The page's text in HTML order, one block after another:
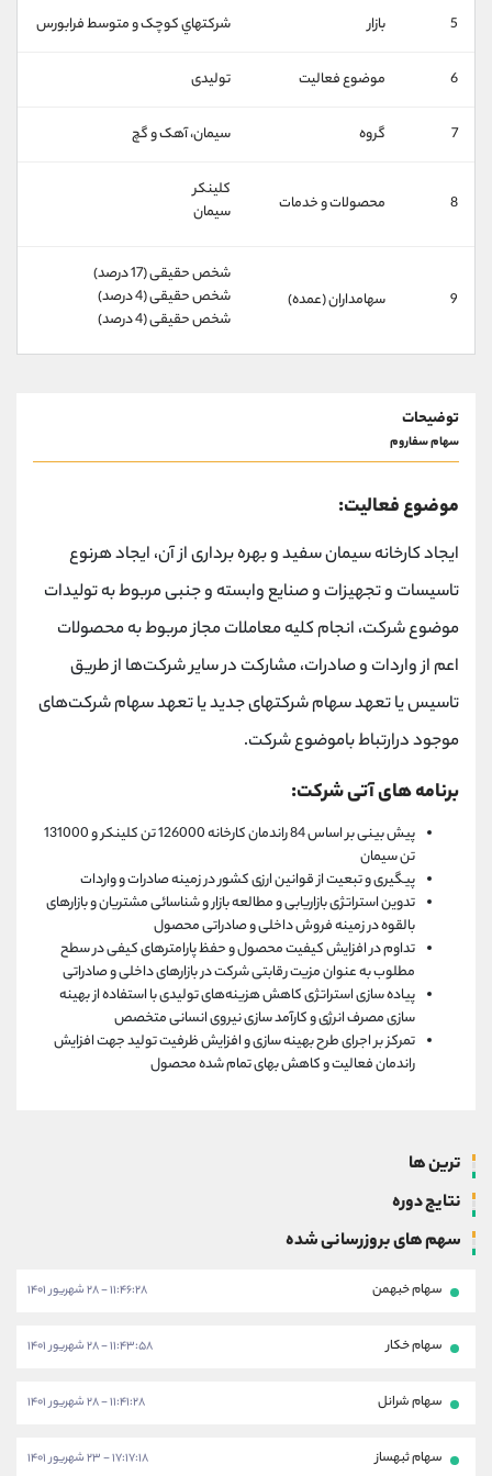
5 بازار شرکتهاي کوچک و متوسط فرابورس
6 موضوع فعالیت تولیدی
7 گروه سيمان، آهک و گچ
8 محصولات و خدمات
کلینکر
سیمان
9 سهامداران (عمده)
شخص حقیقی (17 درصد)
شخص حقیقی (4 درصد)
شخص حقیقی (4 درصد)
توضیحات
سهام سفاروم
موضوع فعالیت:
ایجاد کارخانه سیمان سفید و بهره برداری از آن، ایجاد هرنوع
تاسیسات و تجهیزات و صنایع وابسته و جنبی مربوط به تولیدات
موضوع شرکت، انجام کلیه معاملات مجاز مربوط به محصولات
اعم از واردات و صادرات، مشارکت در سایر شرکت‌ها از طریق
تاسیس یا تعهد سهام شرکتهای جدید یا تعهد سهام شرکت‌های
موجود درارتباط باموضوع شرکت.
برنامه های آتی شرکت:
پیش بینی بر اساس 84 راندمان کارخانه 126000 تن کلینکر و 131000
تن سیمان
پیگیری و تبعیت از قوانین ارزی کشور در زمینه صادرات و واردات
تدوین استراتژی بازاریابی و مطالعه بازار و شناسائی مشتریان و بازارهای
بالقوه در زمینه فروش داخلی و صادراتی محصول
تداوم در افزایش کیفیت محصول و حفظ پارامترهای کیفی در سطح
مطلوب به عنوان مزیت رقابتی شرکت در بازارهای داخلی و صادراتی
پیاده سازی استراتژی کاهش هزینه‌های تولیدی با استفاده از بهینه
سازی مصرف انرژی و کارآمد سازی نیروی انسانی متخصص
تمرکز بر اجرای طرح بهینه سازی و افزایش ظرفیت تولید جهت افزایش
راندمان فعالیت و کاهش بهای تمام شده محصول
ترین ها
نتایج دوره
سهم های بروزرسانی شده
سهام خبهمن ۱۱:۴۶:۲۸ - ۲۸ شهریور ۱۴۰۱
سهام خکار ۱۱:۴۳:۵۸ - ۲۸ شهریور ۱۴۰۱
سهام شرانل ۱۱:۴۱:۲۸ - ۲۸ شهریور ۱۴۰۱
سهام ثبهساز ۱۷:۱۷:۱۸ - ۲۳ شهریور ۱۴۰۱